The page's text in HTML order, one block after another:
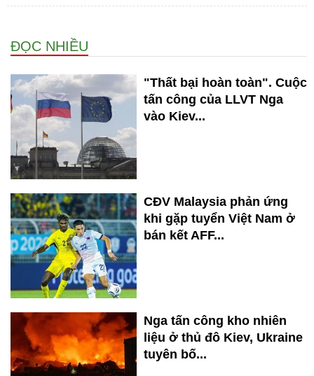
ĐỌC NHIỀU
"Thất bại hoàn toàn". Cuộc
tấn công của LLVT Nga
vào Kiev...
CĐV Malaysia phản ứng
khi gặp tuyển Việt Nam ở
bán kết AFF...
Nga tấn công kho nhiên
liệu ở thủ đô Kiev, Ukraine
tuyên bố...